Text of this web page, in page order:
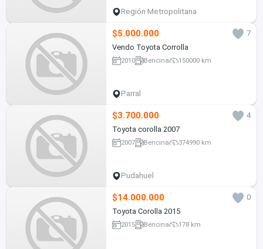
Región Metropolitana
$5.000.000
7
Vendo Toyota Corrolla
2010 Bencina 150000 km
Parral
$3.700.000
4
Toyota corolla 2007
2007 Bencina 374990 km
Pudahuel
$14.000.000
0
Toyota Corolla 2015
2015 Bencina 178 km